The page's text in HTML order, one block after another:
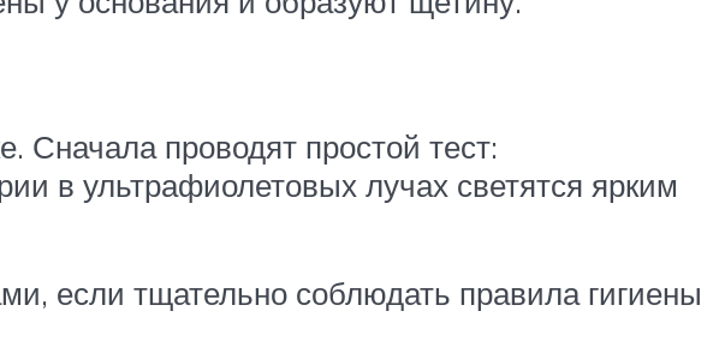
Сначала проводят простой тест:
в ультрафиолетовых лучах светятся ярким
если тщательно соблюдать правила гигиены